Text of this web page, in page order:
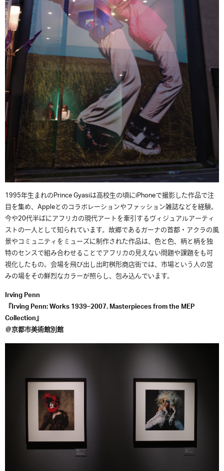
1995年生まれのPrince Gyasiは高校生の頃にiPhoneで撮影した作品で注
目を集め、Appleとのコラボレーションやファッション雑誌などを経験。
今や20代半ばにアフリカの現代アートを牽引するヴィジュアルアーティ
ストの一人として知られています。故郷であるガーナの首都・アクラの風
景やコミュニティをミューズに制作された作品は、色と色、柄と柄を独
特のセンスで組み合わせることでアフリカの見えない問題や課題をも可
視化したもの。会場を飛び出し出町桝形商店街では、市場という人の営
みの場をその鮮烈なカラーが照らし、包み込んでいます。
Irving Penn
『Irving Penn: Works 1939–2007. Masterpieces from the MEP
Collection』
＠京都市美術館別館